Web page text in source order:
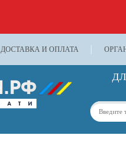
ДОСТАВКА И ОПЛАТА